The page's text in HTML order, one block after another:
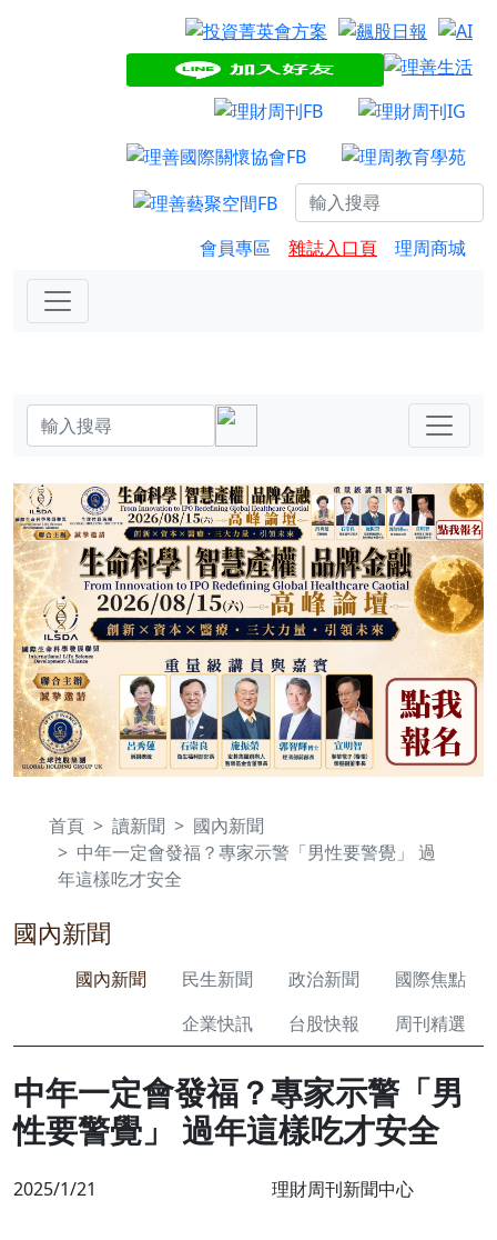
會員專區 雜誌入口頁 理周商城
首頁 讀新聞
國內新聞
中年一定會發福？專家示警「男性要警覺」 過
年這樣吃才安全
國內新聞
國內新聞 民生新聞 政治新聞
國際焦點
企業快訊
台股快報 周刊精選
中年一定會發福？專家示警「男
性要警覺」 過年這樣吃才安全
2025/1/21 理財周刊新聞中心